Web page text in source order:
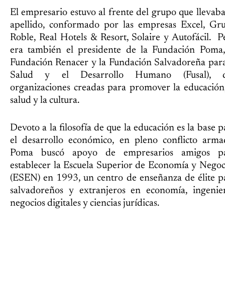
El empresario estuvo al frente del grupo que
apellido, conformado por las empresas Excel,
Roble, Real Hotels & Resort, Solaire y Autofácil.
era también el presidente de la Fundación
Fundación Renacer y la Fundación Salvadoreña
Salud y el Desarrollo Humano (Fusal),
organizaciones creadas para promover la
salud y la cultura.
Devoto a la filosofía de que la educación es la base
el desarrollo económico, en pleno conflicto
Poma buscó apoyo de empresarios amigos
establecer la Escuela Superior de Economía y
(ESEN) en 1993, un centro de enseñanza de élite
salvadoreños y extranjeros en economía,
negocios digitales y ciencias jurídicas.